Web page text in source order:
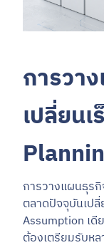
การวา
เปลี่ยน
การวางแผนธุร
ตลาดปัจจุบันเป
Assumption เดี
ต้องเตรียมรับห